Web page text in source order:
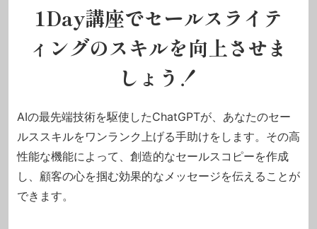
1Day講座でセールスライテ
ィングのスキルを向上させま
しょう！
AIの最先端技術を駆使したChatGPTが、あなたのセー
ルススキルをワンランク上げる手助けをします。その高
性能な機能によって、創造的なセールスコピーを作成
し、顧客の心を掴む効果的なメッセージを伝えることが
できます。